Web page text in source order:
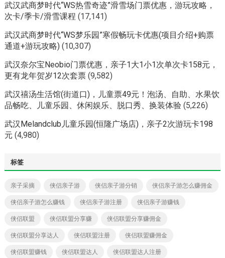
武汉武商梦时代“WS热雪奇迹”滑雪场门票优惠，游玩攻略，
次卡/季卡/滑雪课程 (17,141)
武汉武商梦时代“WS梦乐园”寒假畅玩卡优惠(项目介绍+购票
通道+游玩攻略) (10,307)
武汉奈尔宝Neobio门票优惠，亲子1大1小1次单次卡158元，
更有龙年贺岁12次套票 (9,582)
武汉禧汤生活馆(街道口)，儿童票49元！泡汤、自助、水果饮
品畅吃、儿童乐园、休闲娱乐、脱口秀、换装体验 (5,226)
武汉Melandclub儿童乐园(恒隆广场店)，亲子2次游玩卡198
元 (4,980)
标签
亲子采摘 侠侣亲子游 侠侣亲子游分销 侠侣亲子游怎么赚佣金
侠侣亲子游怎么赚钱 侠侣亲子游注册 侠侣亲子游赚钱
侠侣联盟 侠侣联盟分享赚 侠侣联盟分享赚佣金
侠侣联盟分享达人 侠侣联盟注册 侠侣联盟赚佣金
侠侣联盟赚钱 侠侣联盟达人 侠侣联盟达人注册